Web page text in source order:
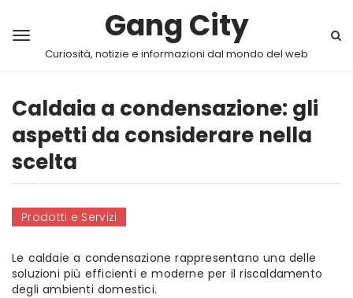
Gang City
Curiosità, notizie e informazioni dal mondo del web
Caldaia a condensazione: gli
aspetti da considerare nella
scelta
Prodotti e Servizi
Le caldaie a condensazione rappresentano una delle
soluzioni più efficienti e moderne per il riscaldamento
degli ambienti domestici.